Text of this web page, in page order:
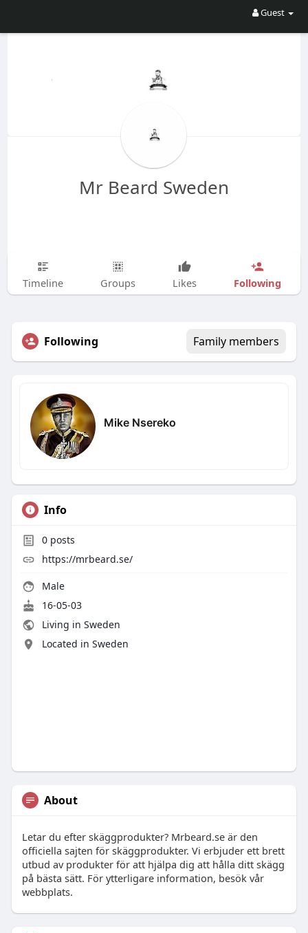
Guest
Mr Beard Sweden
Timeline Groups Likes Following
Following Family members
Mike Nsereko
Info
0posts
https://mrbeard.se/
Male
16-05-03
Living in Sweden
Located in Sweden
About
Letar du efter skäggprodukter? Mrbeard.se är den
officiella sajten för skäggprodukter. Vi erbjuder ett brett
utbud av produkter för att hjälpa dig att hålla ditt skägg
på bästa sätt. För ytterligare information, besök vår
webbplats.